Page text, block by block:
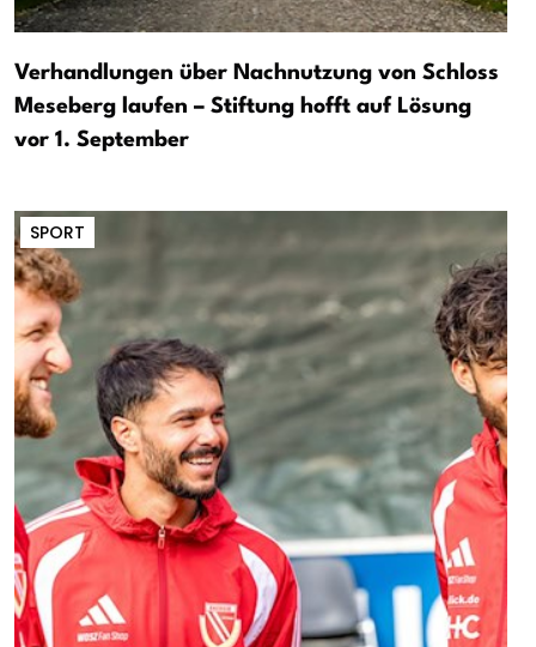
Verhandlungen über Nachnutzung von Schloss
Meseberg laufen – Stiftung hofft auf Lösung
vor 1. September
SPORT